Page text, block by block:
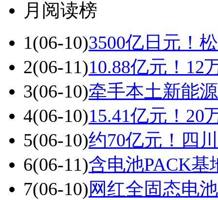
月阅读榜
1(06-10)3500亿日元！
2(06-11)10.88亿元！12
3(06-10)牵手本土新能
4(06-10)15.41亿元！20
5(06-10)约70亿元！四
6(06-11)含电池PACK
7(06-10)网红全固态电